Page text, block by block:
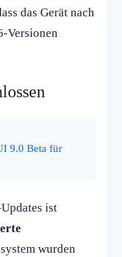
das Gerät nach
Versionen
9.0 Beta für
ist
wurden